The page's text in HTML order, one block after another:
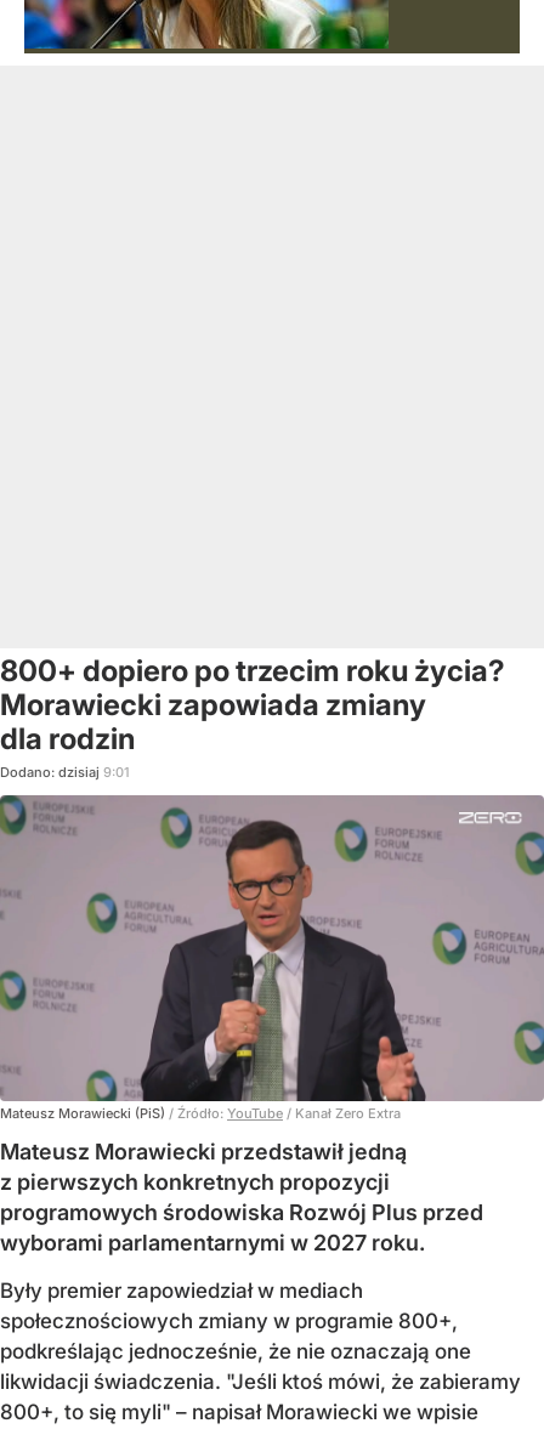
800+ dopiero po trzecim roku życia?
Morawiecki zapowiada zmiany
dla rodzin
Dodano: dzisiaj 9:01
Mateusz Morawiecki (PiS) / Źródło: YouTube / Kanał Zero Extra
Mateusz Morawiecki przedstawił jedną
z pierwszych konkretnych propozycji
programowych środowiska Rozwój Plus przed
wyborami parlamentarnymi w 2027 roku.
Były premier zapowiedział w mediach
społecznościowych zmiany w programie 800+,
podkreślając jednocześnie, że nie oznaczają one
likwidacji świadczenia. "Jeśli ktoś mówi, że zabieramy
800+, to się myli" – napisał Morawiecki we wpisie